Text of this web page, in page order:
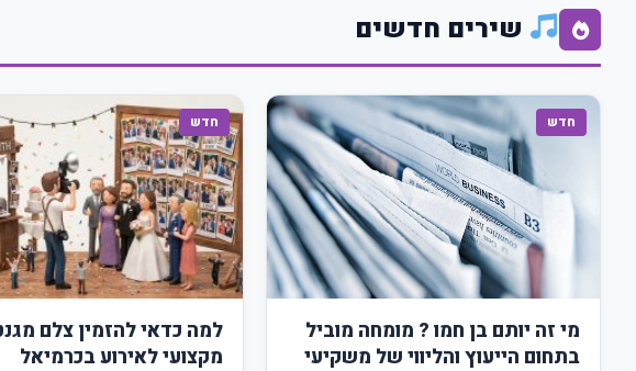
שירים חדשים
חדש
מי זה יותם בן חמו ? מומחה מוביל
בתחום הייעוץ והליווי של משקיעי
חדש
למה כדאי להזמין צלם
מקצועי לאירוע בכרמיאל